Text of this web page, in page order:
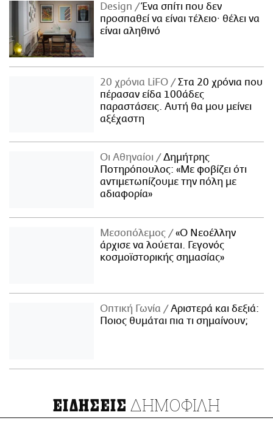
Design
Ένα σπίτι που δεν
προσπαθεί να είναι τέλειο· θέλει να
είναι αληθινό
20 χρόνια LiFO
Στα 20 χρόνια που
πέρασαν είδα 100άδες
παραστάσεις. Αυτή θα μου μείνει
αξέχαστη
Οι Αθηναίοι
Δημήτρης
Ποτηρόπουλος: «Με φοβίζει ότι
αντιμετωπίζουμε την πόλη με
αδιαφορία»
Μεσοπόλεμος
«Ο Νεοέλλην
άρχισε να λούεται. Γεγονός
κοσμοϊστορικής σημασίας»
Οπτική Γωνία
Αριστερά και δεξιά:
Ποιος θυμάται πια τι σημαίνουν;
ΕΙΔΗΣΕΙΣ ΔΗΜΟΦΙΛΗ